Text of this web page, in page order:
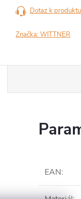
Dotaz k produktu
Značka:WITTNER
EAN: